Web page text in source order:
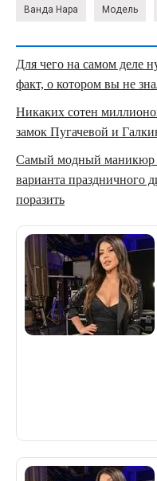
Ванда Нара Модель
Для чего на самом деле
факт, о котором вы не
Никаких сотен
замок Пугачевой и
Самый модный маникюр
варианта праздничного
поразить